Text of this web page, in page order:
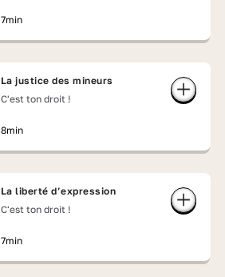
7min
La justice des mineurs
C'est ton droit !
8min
La liberté d’expression
C'est ton droit !
7min